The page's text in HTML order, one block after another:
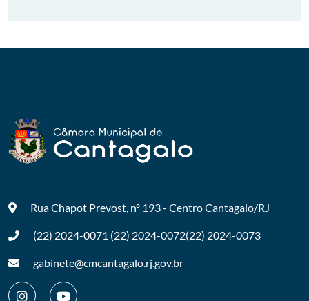
Rua Chapot Prevost, nº 193 - CentroCantagalo/RJ
(22) 2024-0071 (22) 2024-0072(22) 2024-0073
gabinete@cmcantagalo.rj.gov.br